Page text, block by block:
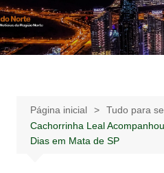
Ir
para
o
Notícias – Publicidades – Anúncios
Página inicial
Tudo para
Cachorrinha Leal
Dias em Mata de SP